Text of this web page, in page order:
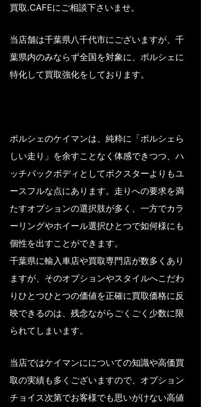
買取.CAFEにご相談下さいませ。
当店舗は千葉県八千代市にございますが、千
葉県内のみならず全国を対象に、ポルシェに
特化して買取強化をしております。
ポルシェのケイマンは、純粋に「ポルシェら
しい走り」を余すことなく体感できつつ、ハ
ッチバックボディとしてボクスターよりもユ
ースフルな点にあります。走りへの要求を満
たすオプションの選択肢が多く、一方でカラ
ーリングやホイール選択ひとつで如何様にも
個性を出すことができます。
千葉県に輸入車店や買取専門店が数多くあり
ますが、そのオプションやスタイルへこだわ
りひとつひとつの価値を正確に買取価格に反
映できるのは、残念ながらごくごく少数に限
られてしまいます。
当店ではケイマンにについての知識や高価買
取の実績も多くございますので、オプション
チョイス次第でお客様でも思いがけない高値